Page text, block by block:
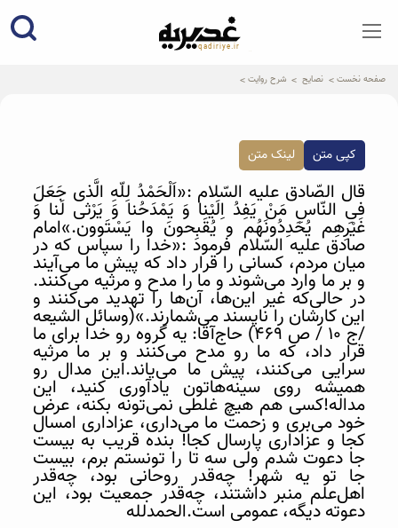
qadiriye.ir
نشریه ی غدیریه-بیانات استاد
صفحه نخست نصایح شرح روایت
کپی متن لینک متن
قال الصّادق علیه السّلام :«اَلْحَمْدُ لِلّهِ الَّذی جَعَلَ
فیِ النّاسِ مَنْ یَفِدُ اِلَیْنا وَ یَمْدَحُنا وَ یَرْثی لَنا وَ
غَیْرِهِم یُحَدِدُونَهُم و یُقَبِحونَ وا یَسْتَوون.»امام
صادق علیه السّلام فرمود :«خدا را سپاس که در
میان مردم، کسانی را قرار داد که پیش ما می‌آیند
و بر ما وارد می‌شوند و ما را مدح و مرثیه می‌کنند.
در حالی‌که غیر این‌ها، آن‌ها را تهدید می‌کنند و
این‌ کارشان را ناپسند می‌شمارند.»(وسائل الشیعه
/ج 10 / ص 469) حاج‌آقا: یه گروه رو خدا برای ما
قرار داد، که ما رو مدح می‌کنند و بر ما مرثیه
سرایی می‌کنند، پیش ما می‌یاند.این مدال رو
همیشه روی سینه‌هاتون یاد‌آوری کنید، این
مداله!کسی هم هیچ غلطی نمی‌تونه بکنه، عرض
خود می‌بری و زحمت ما می‌داری، عزاداری امسال
کجا و عزاداری پارسال کجا! بنده قریب به بیست
جا دعوت شدم ولی سه تا را تونستم برم، بیست
جا تو یه شهر! چه‌قدر روحانی بود، چه‌قدر
اهل‌علم منبر داشتند، چه‌قدر جمعیت بود، این
دعوته دیگه، عمومی است.الحمد‌لله